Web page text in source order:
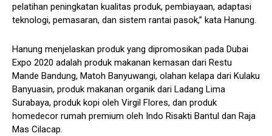
pelatihan peningkatan kualitas produk, pembiayaan, adaptasi
teknologi, pemasaran, dan sistem rantai pasok,” kata Hanung.
Hanung menjelaskan produk yang dipromosikan pada Dubai
Expo 2020 adalah produk makanan kemasan dari Restu
Mande Bandung, Matoh Banyuwangi, olahan kelapa dari Kulaku
Banyuasin, produk makanan organik dari Ladang Lima
Surabaya, produk kopi oleh Virgil Flores, dan produk
homedecor rumah premium oleh Indo Risakti Bantul dan Raja
Mas Cilacap.